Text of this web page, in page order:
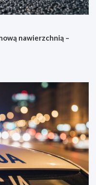
nawierzchnią –